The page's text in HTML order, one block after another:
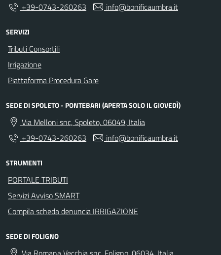
+39-0743-260263
info@bonificaumbra.it
SERVIZI
Tributi Consortili
Irrigazione
Piattaforma Procedura Gare
SEDE DI SPOLETO - PONTEBARI (APERTA SOLO IL GIOVEDÌ)
Via Melloni snc, Spoleto, 06049, Italia
+39-0743-260263
info@bonificaumbra.it
STRUMENTI
PORTALE TRIBUTI
Servizi Avviso SMART
Compila scheda denuncia IRRIGAZIONE
SEDE DI FOLIGNO